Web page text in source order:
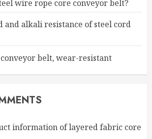
wire rope core conveyor belt?
and alkali resistance of steel cord
belt, wear-resistant
information of layered fabric core